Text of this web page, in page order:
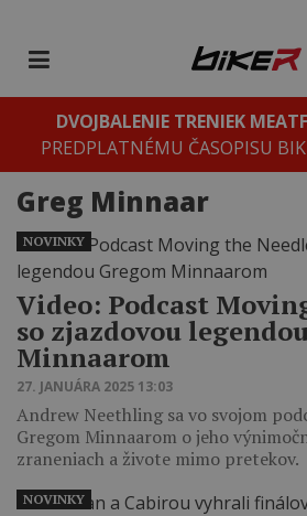
DVOJBALENIE TRENIEK
PREDPLATNÉMU ČASOPISU
Greg Minnaar
Video: Podcast
so zjazdovou
Minnaarom
27. JANUÁRA 2025 13:03
Andrew Neethling sa vo svojom
Gregom Minnaarom o jeho
zraneniach a živote mimo pretekov.
NOVINKY
NOVINKY